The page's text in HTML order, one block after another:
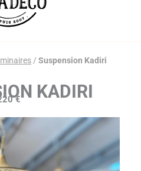
/ Suspension Kadiri
KADIRI
€